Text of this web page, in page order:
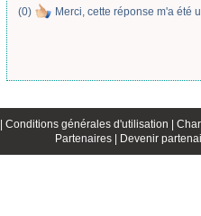
(0) Merci, cette réponse m'a été
Conditions générales d'utilisation |
Partenaires |
Devenir